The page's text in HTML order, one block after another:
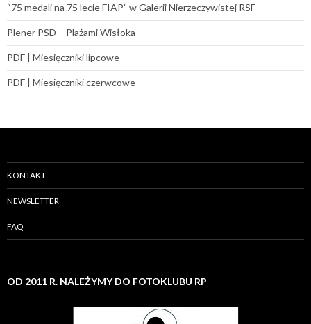
“75 medali na 75 lecie FIAP” w Galerii Nierzeczywistej RSF
Plener PSD – Plażami Wisłoka
PDF | Miesięczniki lipcowe
PDF | Miesięczniki czerwcowe
KONTAKT
NEWSLETTER
FAQ
OD 2011 R. NALEŻYMY DO FOTOKLUBU RP